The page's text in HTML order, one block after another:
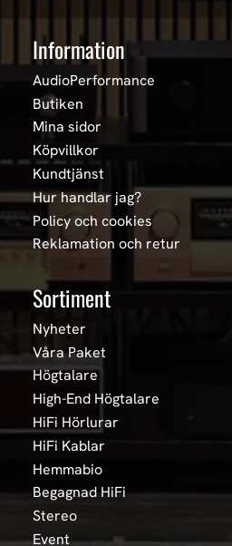
Information
AudioPerformance
Butiken
Mina sidor
Köpvillkor
Kundtjänst
Hur handlar jag?
Policy och cookies
Reklamation och retur
Sortiment
Nyheter
Våra Paket
Högtalare
High-End Högtalare
HiFi Hörlurar
HiFi Kablar
Hemmabio
Begagnad HiFi
Stereo
Event